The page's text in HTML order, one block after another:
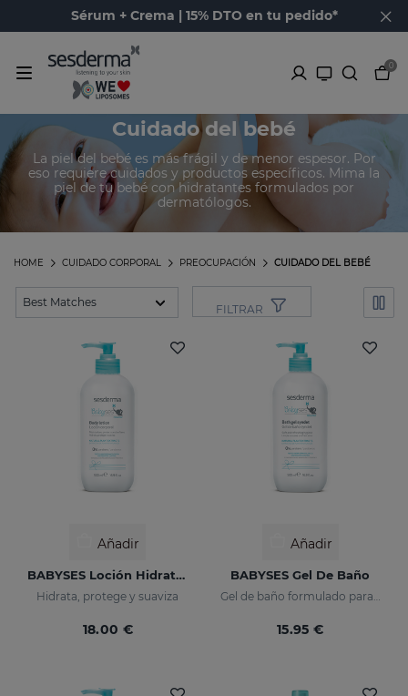
Sérum + Crema | 15% DTO en tu pedido*
0
Cuidado del bebé
La piel del bebé es más frágil y de menor espesor. Por
eso requiere cuidados y productos específicos. Mima la
piel de tu bebé con hidratantes formulados por
dermatólogos.
CUIDADO DEL BEBÉ
PREOCUPACIÓN
CUIDADO CORPORAL
HOME
FILTRAR
Añadir
BABYSES Loción Hidratante
Hidrata, protege y suaviza
18.00 €
Añadir
BABYSES Gel De Baño
Gel de baño formulado para limpiar con suavidad la piel del bebé diariamente, aportando una sensación de bienestar natural.
15.95 €